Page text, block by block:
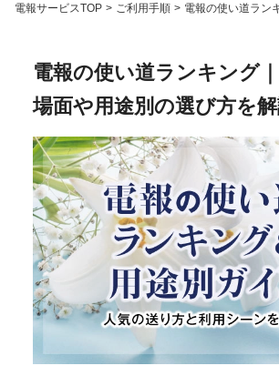
電報サービスTOP > ご利用手順 > 電報の使い道ラン
電報の使い道ランキング
場面や用途別の選び方を